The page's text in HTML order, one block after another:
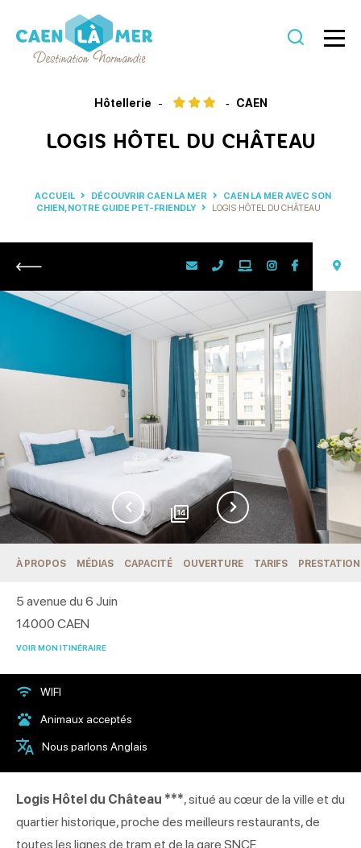
Tourisme
Hôtellerie CAEN
LOGIS HÔTEL DU CHÂTEAU
ACCUEIL DÉCOUVRIR CAEN LA MER
CAEN LA MER AVEC SON
CHIEN, NOTRE GUIDE PET-FRIENDLY
LOGIS HÔTEL DU CHÂTEAU
Retour
14
À PROPOS MÉDIAS CAPACITÉ OUVERTURE TARIFS
5 avenue du 6 Juin
14000 CAEN
VOIR MON ITINÉRAIRE
WIFI
Animaux acceptés
Nous parlons Anglais
Logis Hôtel du Château ***, situé au cœur de la ville et du
quartier historique, proche des meilleurs restaurants, de
toutes les lignes de tram et de la gare SNCF.